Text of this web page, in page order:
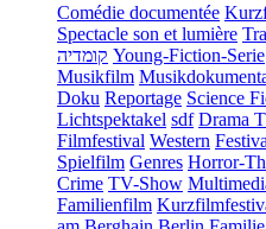
Comédie documentée
Spectacle son et lumière
קומדיה Young-Fiction-Serie
Musikfilm
Doku Reportage Science
Lichtspektakel sdf Drama
Filmfestival Western
Spielfilm Genres Horror-
Crime TV-Show
Familienfilm